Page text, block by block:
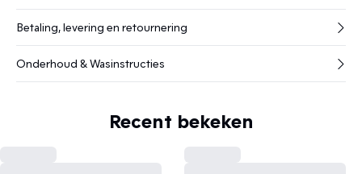
Betaling, levering en retournering
Onderhoud & Wasinstructies
Recent bekeken